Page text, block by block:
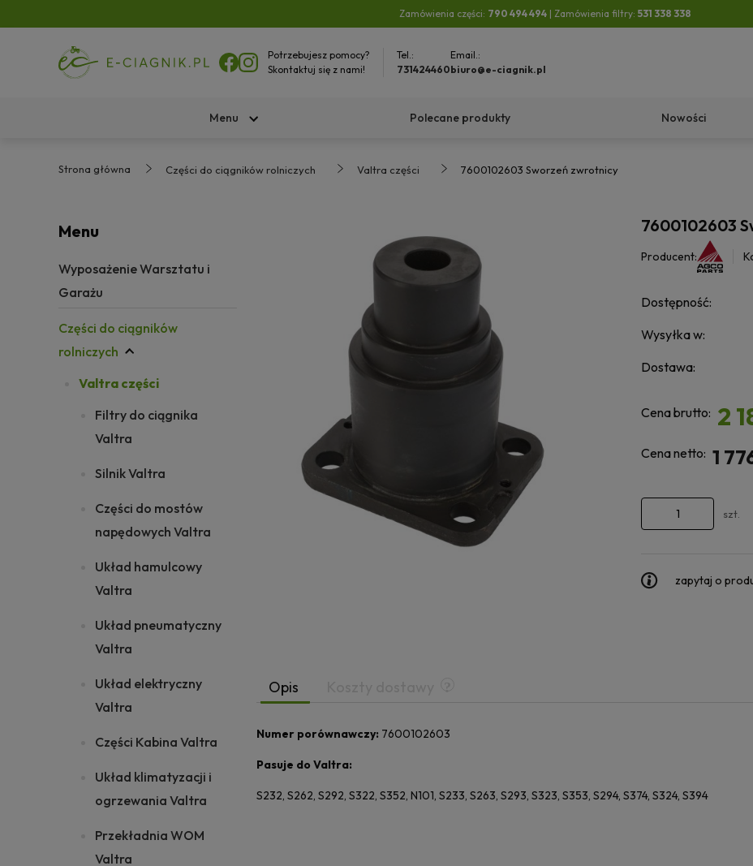
Zamówienia części: 790 494 494 | Zamówienia filtry: 531 338 338
Potrzebujesz pomocy?
Skontaktuj się z nami!
Tel.:
731424460
Email.:
biuro@e-ciagnik.pl
Menu Polecane produkty Nowości
Strona główna Części do ciągników rolniczych Valtra części 7600102603 Sworzeń zwrotnicy
Menu
Wyposażenie Warsztatu i
Garażu
Części do ciągników
rolniczych
Valtra części
Filtry do ciągnika
Valtra
Silnik Valtra
Części do mostów
napędowych Valtra
Układ hamulcowy
Valtra
Układ pneumatyczny
Valtra
Układ elektryczny
Valtra
Części Kabina Valtra
Układ klimatyzacji i
ogrzewania Valtra
Przekładnia WOM
Valtra
7600102603
Producent:
Dostępność:
Wysyłka w:
Dostawa:
Cena brutto: 2
Cena netto: 1
szt.
zapytaj o
Opis
Numer porównawczy: 7600102603
Pasuje do Valtra:
S232, S262, S292, S322, S352, N101, S233, S263, S293, S323, S353, S294, S374, S324, S394